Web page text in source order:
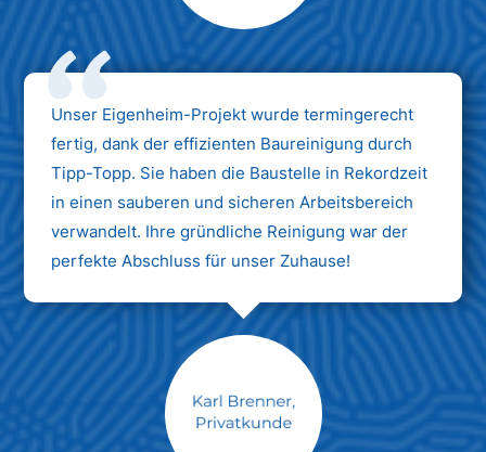
Max Mustermann
Unternehmen AG
Unser Eigenheim-Projekt wurde termingerecht
fertig, dank der effizienten Baureinigung durch
Tipp-Topp. Sie haben die Baustelle in Rekordzeit
in einen sauberen und sicheren Arbeitsbereich
verwandelt. Ihre gründliche Reinigung war der
perfekte Abschluss für unser Zuhause!